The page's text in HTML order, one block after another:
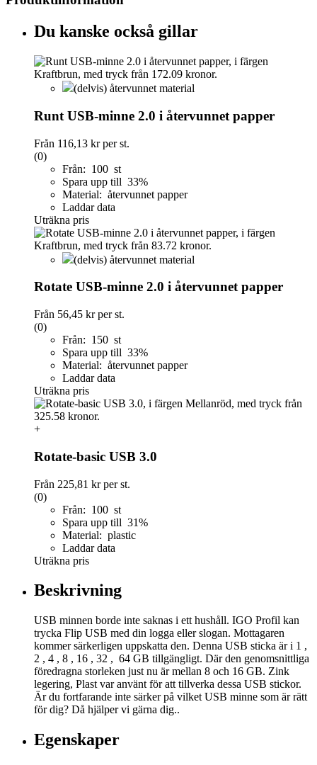
Du kanske också gillar
(delvis) återvunnet material
Runt USB-minne 2.0 i återvunnet papper
Från 116,13 krper st.
(0)
Från: 100 st
Spara upp till 33%
Material: återvunnet papper
Laddar data
Uträkna pris
(delvis) återvunnet material
Rotate USB-minne 2.0 i återvunnet papper
Från 56,45 krper st.
(0)
Från: 150 st
Spara upp till 33%
Material: återvunnet papper
Laddar data
Uträkna pris
+
Rotate-basic USB 3.0
Från 225,81 krper st.
(0)
Från: 100 st
Spara upp till 31%
Material: plastic
Laddar data
Uträkna pris
Beskrivning
USB minnen borde inte saknas i ett hushåll. IGO Profil kan
trycka Flip USB med din logga eller slogan. Mottagaren
kommer särkerligen uppskatta den. Denna USB sticka är i 1 ,
2 , 4 , 8 , 16 , 32 , 64 GB tillgängligt. Där den genomsnittliga
föredragna storleken just nu är mellan 8 och 16 GB. Zink
legering, Plast var använt för att tillverka dessa USB stickor.
Är du fortfarande inte särker på vilket USB minne som är rätt
för dig? Då hjälper vi gärna dig..
Egenskaper